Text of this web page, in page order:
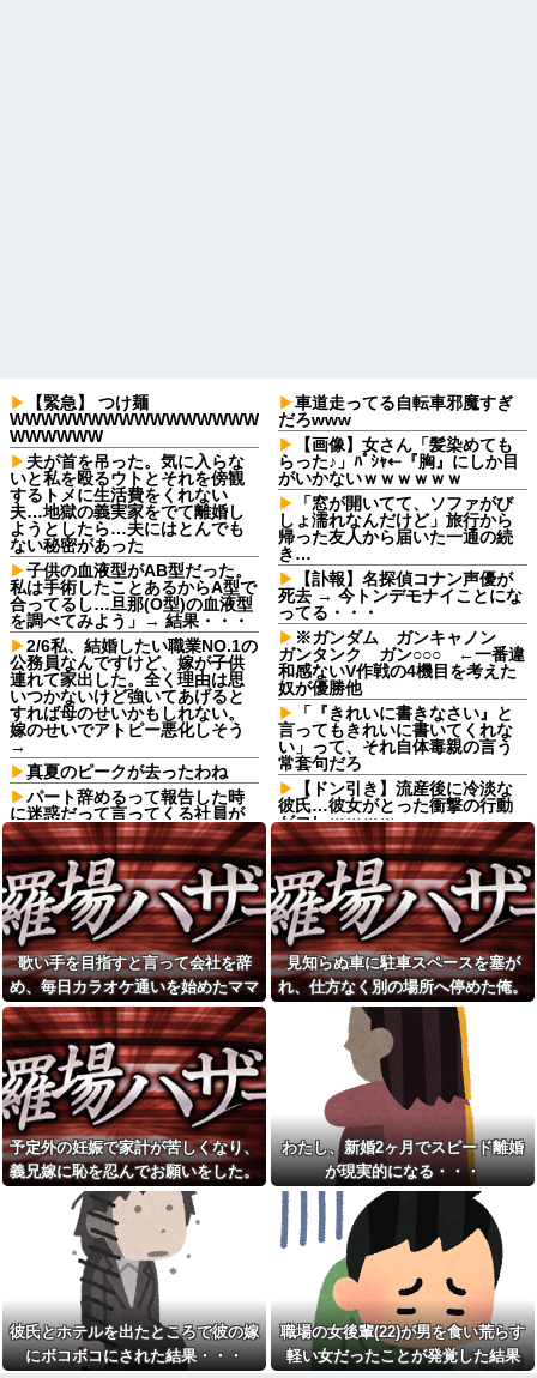
【緊急】 つけ麺
WWWWWWWWWWWWWWWW
WWWWWW
夫が首を吊った。気に入らな
いと私を殴るウトとそれを傍観
するトメに生活費をくれない
夫…地獄の義実家をでて離婚し
ようとしたら…夫にはとんでも
ない秘密があった
子供の血液型がAB型だった。
私は手術したことあるからA型で
合ってるし…旦那(O型)の血液型
を調べてみよう」→ 結果・・・
2/6私、結婚したい職業NO.1の
公務員なんですけど、嫁が子供
連れて家出した。全く理由は思
いつかないけど強いてあげると
すれば母のせいかもしれない。
嫁のせいでアトピー悪化しそう
→
真夏のピークが去ったわね
パート辞めるって報告した時
に迷惑だって言ってくる社員が
いて、その人の不満を言い返し
てしまった
ATMで何度も入出金を繰り返
す人に声をかけた若い女性にモ
ヤっとする。若い人ってそんな
余裕ないのかな？
友達の家に遊びに行ったらア
ルバムに私の写真が飾ってあっ
た。しかも私が知らない写真
レストランで。夫婦「今日は
娘の誕生日なんです」店員
「少々お待ちください」→運ば
れてきた"あるもの"に思わず涙
がこぼれて…
何度もお金を貸してきたシン
ママ妹が、今度はランドセル代
と制服代まで要求してきた。そ
の裏事情を知って頭を抱えるこ
とに…
お前ら「日本も核武装汁！」
←１万発の核弾頭どこに
イーロン・マスク「中国のロ
ボットはデタラメで遠隔操作し
てるだけ」
【画像】森高千里(55) 「ミニ
スカートはとてもムリよ若い子
には負けるわ」←ワイらにはブ
ッ刺さりまくってしまうw w w
w w w
車道走ってる自転車邪魔すぎ
だろwww
【画像】女さん「髪染めても
らった♪」ﾊﾟｼｬ⇠『胸』にしか目
がいかないｗｗｗｗｗｗ
「窓が開いてて、ソファがび
しょ濡れなんだけど」旅行から
帰った友人から届いた一通の続
き…
【訃報】名探偵コナン声優が
死去 → 今トンデモナイことにな
ってる・・・
※ガンダム ガンキャノン
ガンタンク ガン○○○ ←一番違
和感ないV作戦の4機目を考えた
奴が優勝他
「『きれいに書きなさい』と
言ってもきれいに書いてくれな
い」って、それ自体毒親の言う
常套句だろ
【ドン引き】流産後に冷淡な
彼氏…彼女がとった衝撃の行動
がコレｗｗｗｗ
日頃からセクハラ三昧で毎回
周囲に〆られても反省しないウ
トに、とうとう後ろから抱きつ
かれて胸を掴まれた → 私は肘で
ウトの腹を思い切りどついて、○
玉あたりを蹴飛ばし…
【正論】彫り師YouTuber「刺
青タトゥー入れてる奴は全員バ
カです。偏見は正しい。すごい
民度低い」
【朗報】寺田心、週6ジム通い
で体重62kg→82kgに
wwwwwwww
スッポン解体動画を見る彼女
「美味しそう♪」→俺「生きたま
ま捌かれて可哀想だろ！サイコ
パスか？」←お前らどっち？
「仕事にあぶれたから雇って
ほしい、なんでもする」とキチ
ママがやってきた
トメ「お腹の子は孫と認めな
い！」とイキるクソトメに父親
不明のコトメ子を引き合いに出
した私。トメ「米軍の血筋
よ！」私「〇〇じゃないです
か」←得体の知れない～はお前
（コトメ）のところだろｗ
【衝撃】秋田県の超エリート
幹部、オンライン会見に「バス
歌い手を目指すと言って会社を辞
め、毎日カラオケ通いを始めたママ
友。嫌な予感は見事に当たってしま
い…
見知らぬ車に駐車スペースを塞が
れ、仕方なく別の場所へ停めた俺。
気づけばパトカーまで来る騒ぎにな
って…
予定外の妊娠で家計が苦しくなり、
義兄嫁に恥を忍んでお願いをした。
その返事が予想外すぎて…
わたし、新婚2ヶ月でスピード離婚
が現実的になる・・・
彼氏とホテルを出たところで彼の嫁
にボコボコにされた結果・・・
職場の女後輩(22)が男を食い荒らす
軽い女だったことが発覚した結果